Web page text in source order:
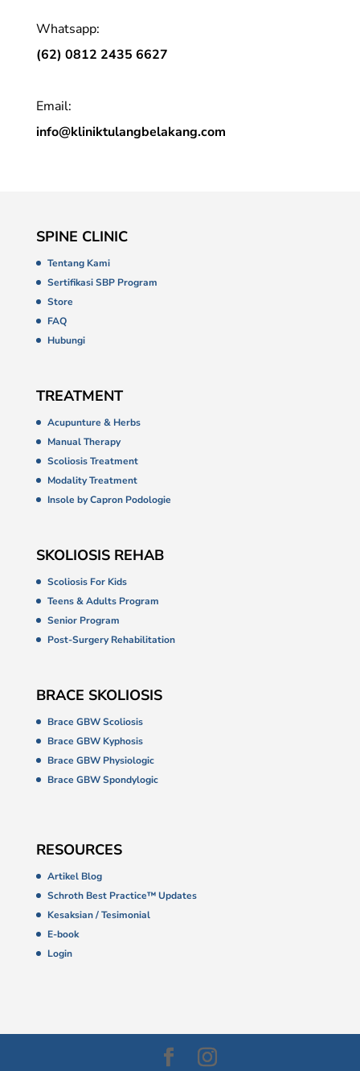
Whatsapp:
(62) 0812 2435 6627
Email:
info@kliniktulangbelakang.com
SPINE CLINIC
Tentang Kami
Sertifikasi SBP Program
Store
FAQ
Hubungi
TREATMENT
Acupunture & Herbs
Manual Therapy
Scoliosis Treatment
Modality Treatment
Insole by Capron Podologie
SKOLIOSIS REHAB
Scoliosis For Kids
Teens & Adults Program
Senior Program
Post-Surgery Rehabilitation
BRACE SKOLIOSIS
Brace GBW Scoliosis
Brace GBW Kyphosis
Brace GBW Physiologic
Brace GBW Spondylogic
RESOURCES
Artikel Blog
Schroth Best Practice™ Updates
Kesaksian / Tesimonial
E-book
Login